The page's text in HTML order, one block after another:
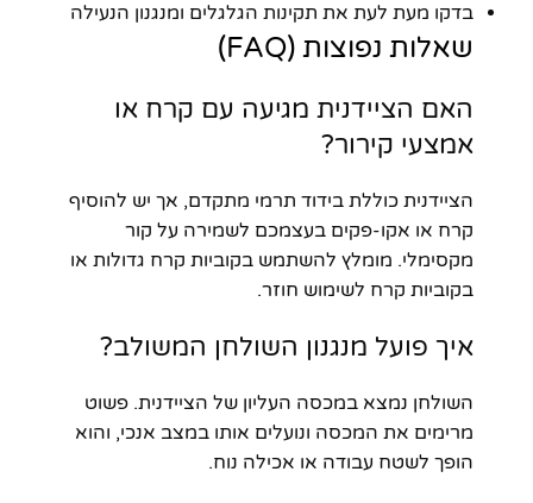
בדקו מעת לעת את תקינות הגלגלים ומנגנון הנעילה
שאלות נפוצות (FAQ)
האם הציידנית מגיעה עם קרח או
אמצעי קירור?
הציידנית כוללת בידוד תרמי מתקדם, אך יש להוסיף
קרח או אקו-פקים בעצמכם לשמירה על קור
מקסימלי. מומלץ להשתמש בקוביות קרח גדולות או
בקוביות קרח לשימוש חוזר.
איך פועל מנגנון השולחן המשולב?
השולחן נמצא במכסה העליון של הציידנית. פשוט
מרימים את המכסה ונועלים אותו במצב אנכי, והוא
הופך לשטח עבודה או אכילה נוח.